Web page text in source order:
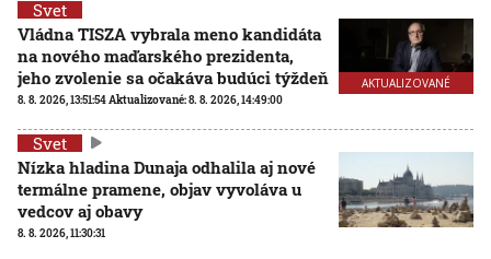
AKTUALIZOVANÉ
Svet
Vládna TISZA vybrala meno kandidáta
na nového maďarského prezidenta,
jeho zvolenie sa očakáva budúci týždeň
8. 8. 2026, 13:51:54Aktualizované:8. 8. 2026, 14:49:00
Svet
Nízka hladina Dunaja odhalila aj nové
termálne pramene, objav vyvoláva u
vedcov aj obavy
8. 8. 2026, 11:30:31